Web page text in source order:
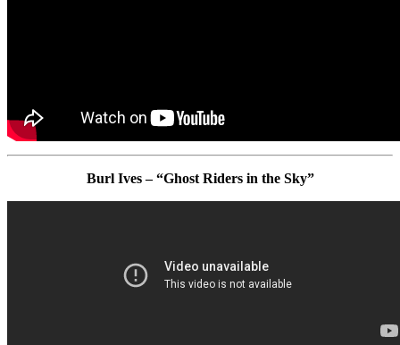
Burl Ives – “Ghost Riders in the Sky”